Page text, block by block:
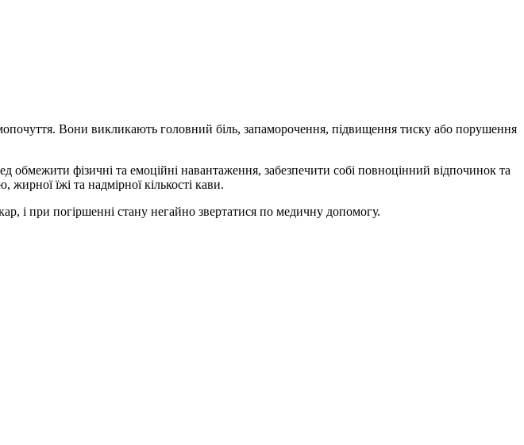
Вони викликають головний біль, запаморочення, підвищення тиску або порушення
фізичні та емоційні навантаження, забезпечити собі повноцінний відпочинок та
їжі та надмірної кількості кави.
і при погіршенні стану негайно звертатися по медичну допомогу.